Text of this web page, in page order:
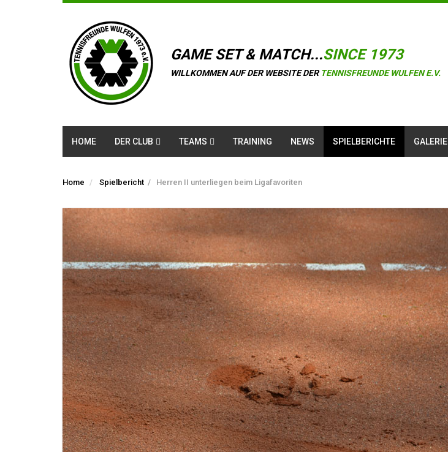
GAME SET & MATCH...SINCE 1973
WILLKOMMEN AUF DER WEBSITE DER TENNISFREUNDE WULFEN E.V.
HOME DER CLUB TEAMS TRAINING NEWS SPIELBERICHTE GALERIE
Home Spielbericht / Herren II unterliegen beim Ligafavoriten